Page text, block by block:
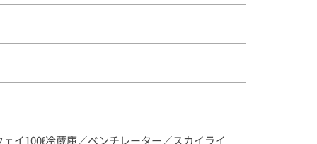
イ100ℓ冷蔵庫／ベンチレーター／スカイライ